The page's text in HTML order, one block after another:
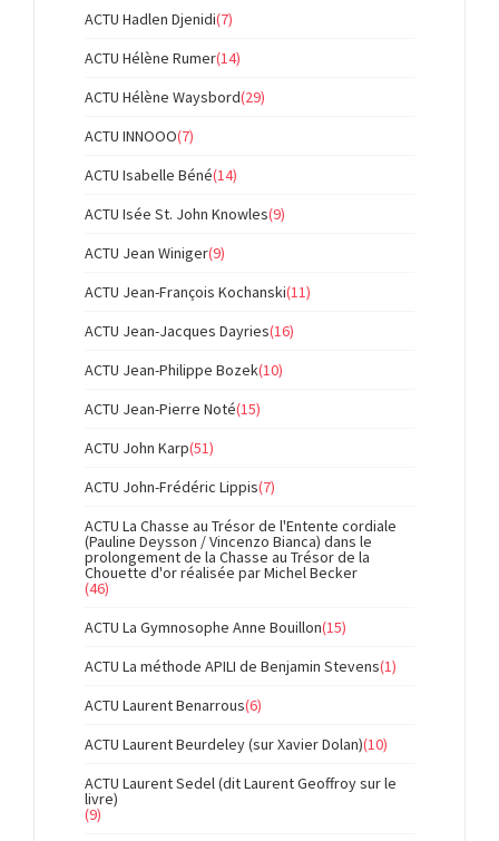
ACTU Hadlen Djenidi(7)
ACTU Hélène Rumer(14)
ACTU Hélène Waysbord(29)
ACTU INNOOO(7)
ACTU Isabelle Béné(14)
ACTU Isée St. John Knowles(9)
ACTU Jean Winiger(9)
ACTU Jean-François Kochanski(11)
ACTU Jean-Jacques Dayries(16)
ACTU Jean-Philippe Bozek(10)
ACTU Jean-Pierre Noté(15)
ACTU John Karp(51)
ACTU John-Frédéric Lippis(7)
ACTU La Chasse au Trésor de l'Entente cordiale
(Pauline Deysson / Vincenzo Bianca) dans le
prolongement de la Chasse au Trésor de la
Chouette d'or réalisée par Michel Becker
(46)
ACTU La Gymnosophe Anne Bouillon(15)
ACTU La méthode APILI de Benjamin Stevens(1)
ACTU Laurent Benarrous(6)
ACTU Laurent Beurdeley (sur Xavier Dolan)(10)
ACTU Laurent Sedel (dit Laurent Geoffroy sur le
livre)
(9)